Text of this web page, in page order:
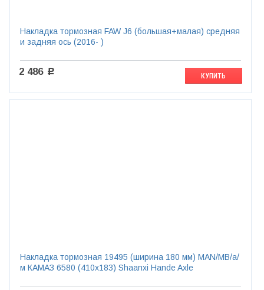
Накладка тормозная FAW J6 (большая+малая) средняя
и задняя ось (2016- )
2 486 c
КУПИТЬ
Накладка тормозная 19495 (ширина 180 мм) MAN/MB/а/
м КАМАЗ 6580 (410x183) Shaanxi Hande Axle